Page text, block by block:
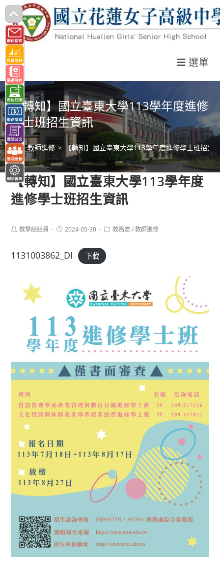
跳
轉
至
主
要
內
容
選單
【轉知】國立臺東大學113學年度進修
學士班招生資訊
> 教師進修 > 【轉知】國立臺東大學113學年度進修學士班招生
【轉知】國立臺東大學113學年度
進修學士班招生資訊
Post教學組組員
Post2024-05-30
Post教務處 / 教師進修
1131003862_DI 下載